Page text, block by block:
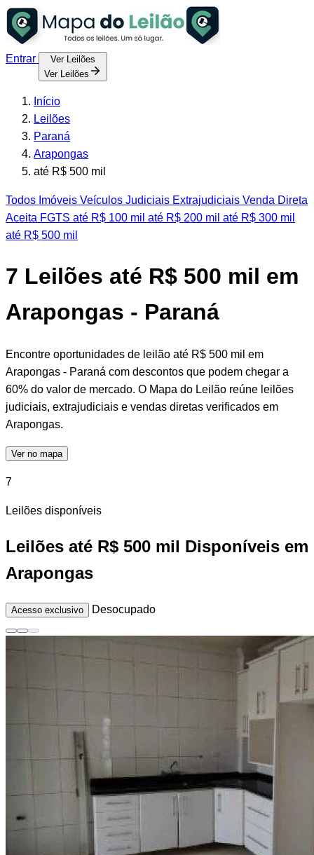
Entrar
Ver Leilões
Ver Leilões
Início
Leilões
Paraná
Arapongas
até R$ 500 mil
Todos Imóveis Veículos Judiciais Extrajudiciais Venda Direta
Aceita FGTS até R$ 100 mil até R$ 200 mil até R$ 300 mil
até R$ 500 mil
7 Leilões até R$ 500 mil em
Arapongas - Paraná
Encontre oportunidades de leilão até R$ 500 mil em
Arapongas - Paraná com descontos que podem chegar a
60% do valor de mercado. O Mapa do Leilão reúne leilões
judiciais, extrajudiciais e vendas diretas verificados em
Arapongas.
Ver no mapa
7
Leilões disponíveis
Leilões até R$ 500 mil Disponíveis em
Arapongas
Acesso exclusivo Desocupado